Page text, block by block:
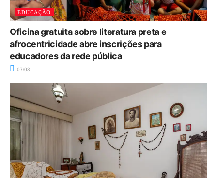
EDUCAÇÃO
Oficina gratuita sobre literatura preta e
afrocentricidade abre inscrições para
educadores da rede pública
07/08